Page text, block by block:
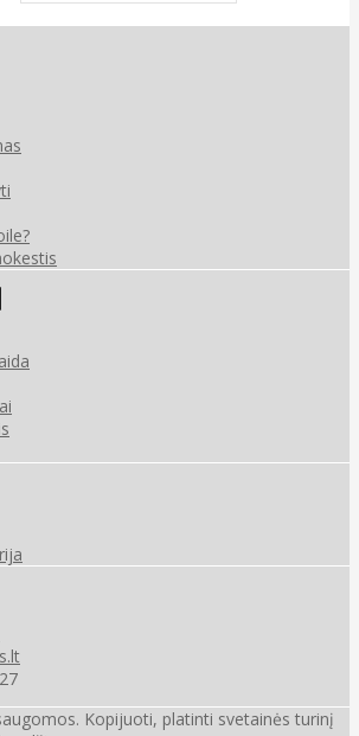
Kopijuoti, platinti svetainės turinį